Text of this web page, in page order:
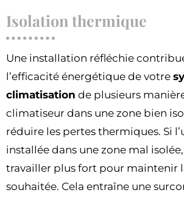
Isolation thermique
Une installation réfléchie
l’efficacité énergétique de votre
climatisation de plusieurs
climatiseur dans une zone bien
réduire les pertes thermiques. Si
installée dans une zone mal
travailler plus fort pour maintenir
souhaitée. Cela entraîne une